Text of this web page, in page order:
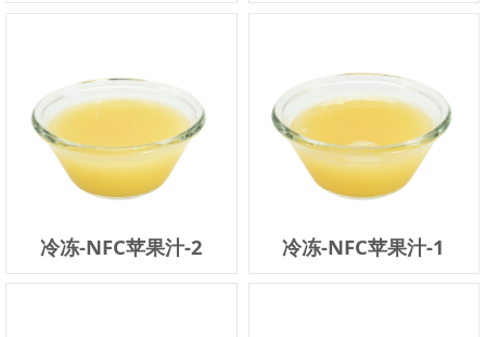
冷冻-NFC苹果汁-2 冷冻-NFC苹果汁-1